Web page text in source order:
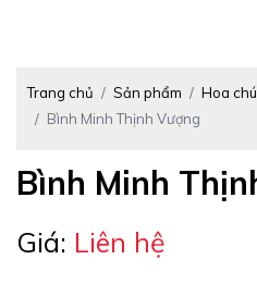
Trang chủ Sản phẩm
Hoa
Bình Minh Thịnh Vượng
Bình Minh
Giá: Liên hệ